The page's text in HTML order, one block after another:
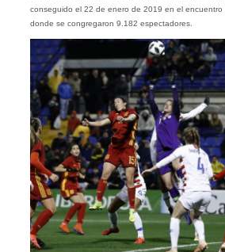
conseguido el 22 de enero de 2019 en el encuentro
donde se congregaron 9.182 espectadores.